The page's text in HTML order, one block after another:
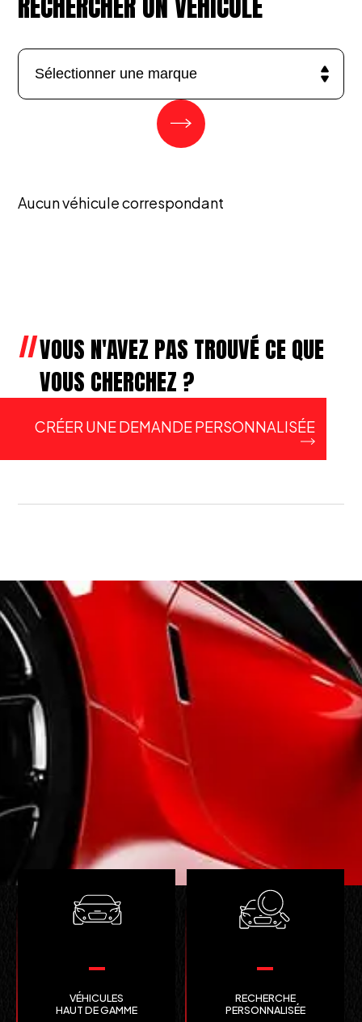
Aucun véhicule correspondant
VOUS N'AVEZ PAS TROUVÉ CE QUE
VOUS CHERCHEZ ?
CRÉER UNE DEMANDE PERSONNALISÉE
VÉHICULES
HAUT DE GAMME
RECHERCHE
PERSONNALISÉE